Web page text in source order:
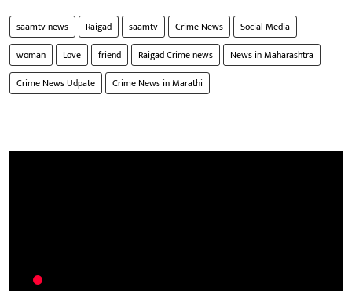
saamtv news Raigad saamtv Crime News
Social Media
woman
Love friend Raigad Crime news
News in Maharashtra
Crime News Udpate
Crime News in Marathi